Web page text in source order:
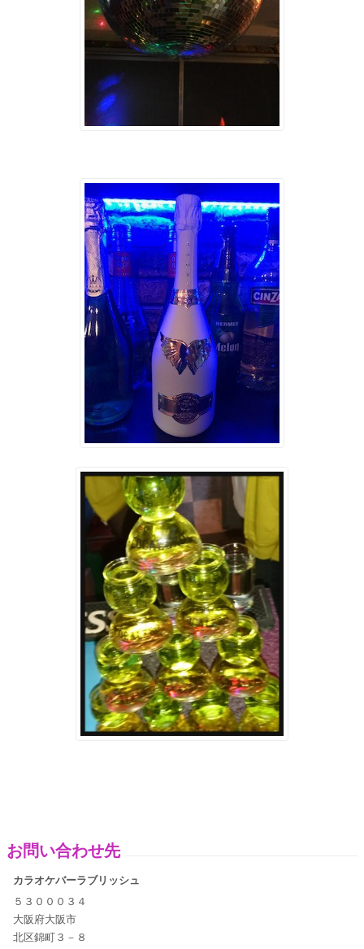
お問い合わせ先
カラオケバーラブリッシュ
５３０００３４
大阪府大阪市
北区錦町３－８